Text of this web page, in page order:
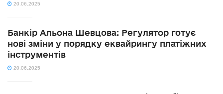
20.06.2025
Банкір Альона Шевцова: Регулятор готує
нові зміни у порядку еквайрингу платіжних
інструментів
20.06.2025